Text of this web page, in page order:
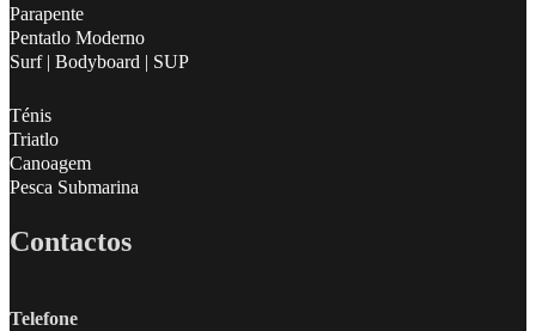
Parapente
Pentatlo Moderno
Surf | Bodyboard | SUP
Ténis
Triatlo
Canoagem
Pesca Submarina
Contactos
Telefone